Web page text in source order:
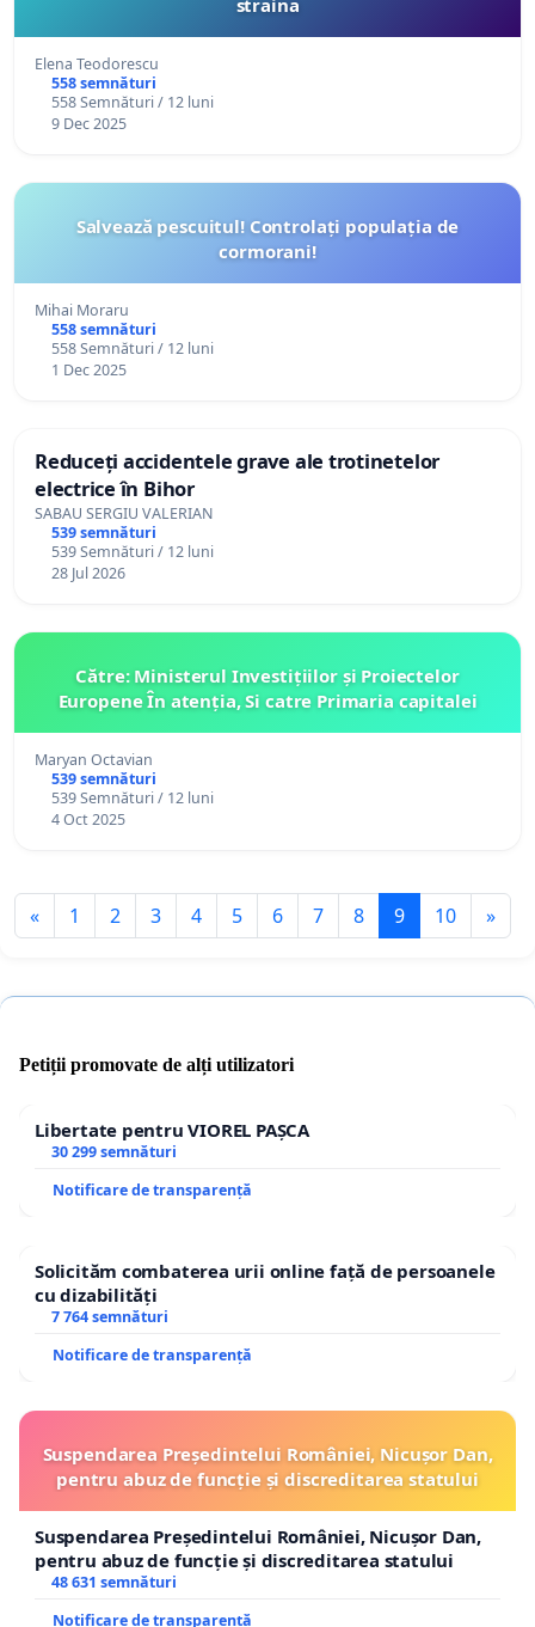
Elena Teodorescu
558 semnături
558 Semnături / 12 luni
9 Dec 2025
Salvează pescuitul! Controlați populația de
cormorani!
Mihai Moraru
558 semnături
558 Semnături / 12 luni
1 Dec 2025
Reduceți accidentele grave ale trotinetelor
electrice în Bihor
SABAU SERGIU VALERIAN
539 semnături
539 Semnături / 12 luni
28 Jul 2026
Către: Ministerul Investițiilor și Proiectelor
Europene În atenția, Si catre Primaria capitalei
Maryan Octavian
539 semnături
539 Semnături / 12 luni
4 Oct 2025
« 1 2 3 4 5 6 7 8 9 10 »
Petiții promovate de alți utilizatori
Libertate pentru VIOREL PAȘCA
30 299 semnături
Notificare de transparență
Solicităm combaterea urii online față de persoanele
cu dizabilități
7 764 semnături
Notificare de transparență
Suspendarea Președintelui României, Nicușor Dan,
pentru abuz de funcție și discreditarea statului
Suspendarea Președintelui României, Nicușor Dan,
pentru abuz de funcție și discreditarea statului
48 631 semnături
Notificare de transparență